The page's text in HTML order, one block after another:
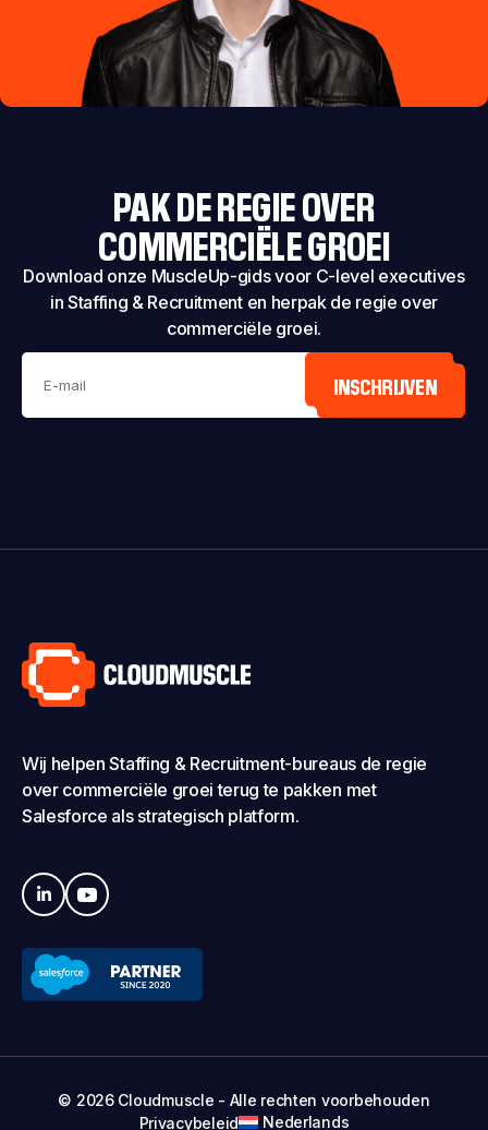
PAK DE REGIE OVER
COMMERCIËLE GROEI
Download onze MuscleUp-gids voor C-level executives
in Staffing & Recruitment en herpak de regie over
commerciële groei.
INSCHRIJVEN
Wij helpen Staffing & Recruitment-bureaus de regie
over commerciële groei terug te pakken met
Salesforce als strategisch platform.
© 2026 Cloudmuscle - Alle rechten voorbehouden
Privacybeleid
Nederlands